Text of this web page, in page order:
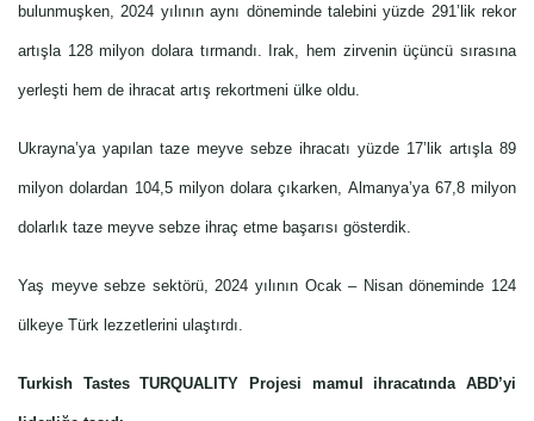
bulunmuşken, 2024 yılının aynı döneminde talebini yüzde 291’lik rekor
artışla 128 milyon dolara tırmandı. Irak, hem zirvenin üçüncü sırasına
yerleşti hem de ihracat artış rekortmeni ülke oldu.
Ukrayna’ya yapılan taze meyve sebze ihracatı yüzde 17’lik artışla 89
milyon dolardan 104,5 milyon dolara çıkarken, Almanya’ya 67,8 milyon
dolarlık taze meyve sebze ihraç etme başarısı gösterdik.
Yaş meyve sebze sektörü, 2024 yılının Ocak – Nisan döneminde 124
ülkeye Türk lezzetlerini ulaştırdı.
Turkish Tastes TURQUALITY Projesi mamul ihracatında ABD’yi